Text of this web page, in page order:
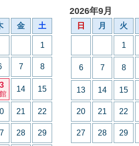
金 土
1
7 8
14 15
21 22
28 29
2026年9月
日 月 火
1
6 7 8
13 14 15
20 21 22
27 28 29